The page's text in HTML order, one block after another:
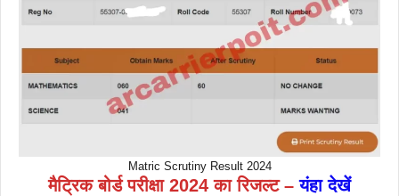
Matric Scrutiny Result 2024
मैट्रिक बोर्ड परीक्षा 2024 का रिजल्ट –यंहा देखें